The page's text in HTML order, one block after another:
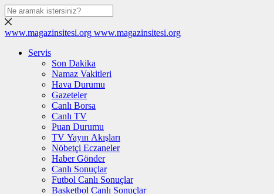
www.magazinsitesi.org www.magazinsitesi.org
Servis
Son Dakika
Namaz Vakitleri
Hava Durumu
Gazeteler
Canlı Borsa
Canlı TV
Puan Durumu
TV Yayın Akışları
Nöbetçi Eczaneler
Haber Gönder
Canlı Sonuçlar
Futbol Canlı Sonuçlar
Basketbol Canlı Sonuçlar